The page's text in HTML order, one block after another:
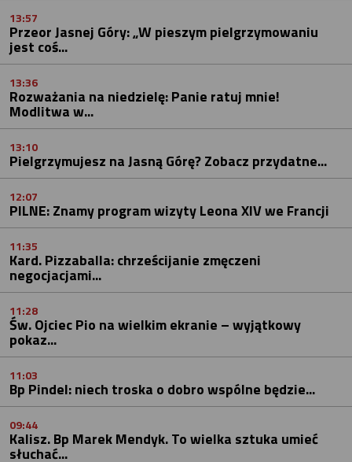
13:57
Przeor Jasnej Góry: „W pieszym pielgrzymowaniu
jest coś...
13:36
Rozważania na niedzielę: Panie ratuj mnie!
Modlitwa w...
13:10
Pielgrzymujesz na Jasną Górę? Zobacz przydatne...
12:07
PILNE: Znamy program wizyty Leona XIV we Francji
11:35
Kard. Pizzaballa: chrześcijanie zmęczeni
negocjacjami...
11:28
Św. Ojciec Pio na wielkim ekranie – wyjątkowy
pokaz...
11:03
Bp Pindel: niech troska o dobro wspólne będzie...
09:44
Kalisz. Bp Marek Mendyk. To wielka sztuka umieć
słuchać...